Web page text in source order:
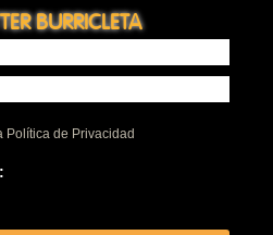
BURRICLETA
Política de Privacidad